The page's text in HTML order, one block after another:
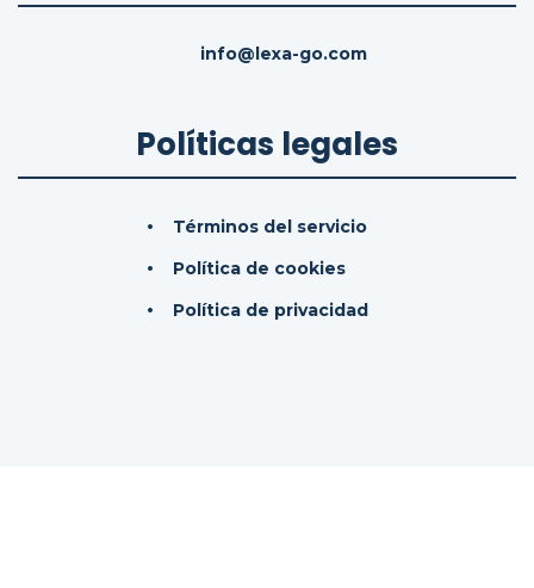
info@lexa-go.com
Políticas legales
Términos del servicio
Política de cookies
Política de privacidad